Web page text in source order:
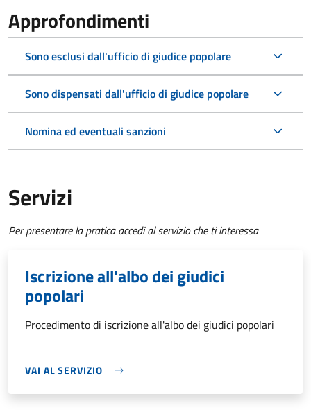
Approfondimenti
Sono esclusi dall'ufficio di giudice popolare
Sono dispensati dall'ufficio di giudice popolare
Nomina ed eventuali sanzioni
Servizi
Per presentare la pratica accedi al servizio che ti interessa
Iscrizione all'albo dei giudici
popolari
Procedimento di iscrizione all'albo dei giudici popolari
VAI AL SERVIZIO